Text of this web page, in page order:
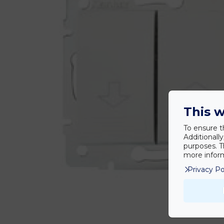
This
To ensure
purposes.
more
Privacy